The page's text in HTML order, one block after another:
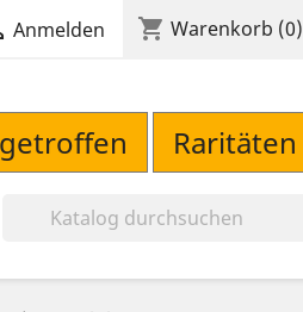
Anmelden shopping_cart Warenkorb (0)
Raritäten